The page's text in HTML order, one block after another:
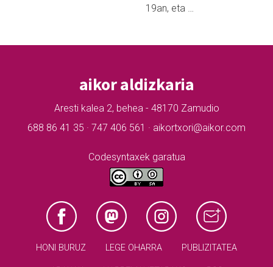
19an, eta …
aikor aldizkaria
Aresti kalea 2, behea - 48170 Zamudio
688 86 41 35 · 747 406 561 · aikortxori@aikor.com
Codesyntaxek garatua
HONI BURUZ LEGE OHARRA PUBLIZITATEA